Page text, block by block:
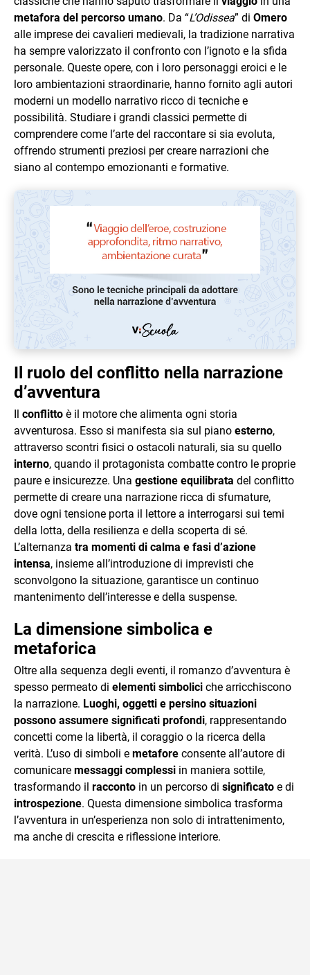
metafora del percorso umano. Da “L’Odissea” di Omero
alle imprese dei cavalieri medievali, la tradizione narrativa
ha sempre valorizzato il confronto con l’ignoto e la sfida
personale. Queste opere, con i loro personaggi eroici e le
loro ambientazioni straordinarie, hanno fornito agli autori
moderni un modello narrativo ricco di tecniche e
possibilità. Studiare i grandi classici permette di
comprendere come l’arte del raccontare si sia evoluta,
offrendo strumenti preziosi per creare narrazioni che
siano al contempo emozionanti e formative.
Il ruolo del conflitto nella narrazione
d’avventura
Il conflitto è il motore che alimenta ogni storia
avventurosa. Esso si manifesta sia sul piano esterno,
attraverso scontri fisici o ostacoli naturali, sia su quello
interno, quando il protagonista combatte contro le proprie
paure e insicurezze. Una gestione equilibrata del conflitto
permette di creare una narrazione ricca di sfumature,
dove ogni tensione porta il lettore a interrogarsi sui temi
della lotta, della resilienza e della scoperta di sé.
L’alternanza tra momenti di calma e fasi d’azione
intensa, insieme all’introduzione di imprevisti che
sconvolgono la situazione, garantisce un continuo
mantenimento dell’interesse e della suspense.
La dimensione simbolica e
metaforica
Oltre alla sequenza degli eventi, il romanzo d’avventura è
spesso permeato di elementi simbolici che arricchiscono
la narrazione. Luoghi, oggetti e persino situazioni
possono assumere significati profondi, rappresentando
concetti come la libertà, il coraggio o la ricerca della
verità. L’uso di simboli e metafore consente all’autore di
comunicare messaggi complessi in maniera sottile,
trasformando il racconto in un percorso di significato e di
introspezione. Questa dimensione simbolica trasforma
l’avventura in un’esperienza non solo di intrattenimento,
ma anche di crescita e riflessione interiore.